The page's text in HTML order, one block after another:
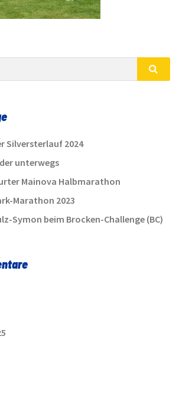
Silversterlauf 2024
unterwegs
Mainova Halbmarathon
Marathon 2023
Symon beim Brocken-Challenge (BC)